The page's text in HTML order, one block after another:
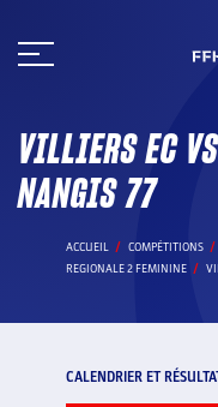
au
VILLIERS EC
NANGIS 77
ACCUEIL COMPÉTITIONS
REGIONALE 2 FEMININE
CALENDRIER ET